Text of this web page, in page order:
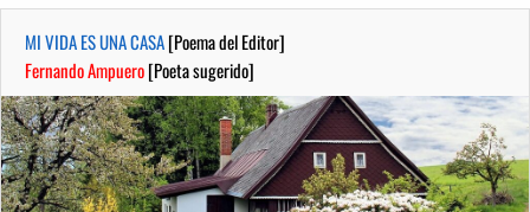
MI VIDA ES UNA CASA[Poema del Editor]
Fernando Ampuero[Poeta sugerido]